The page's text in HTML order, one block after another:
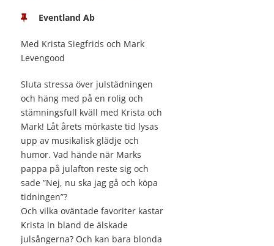
Eventland Ab
Med Krista Siegfrids och Mark
Levengood
Sluta stressa över julstädningen
och häng med på en rolig och
stämningsfull kväll med Krista och
Mark! Låt årets mörkaste tid lysas
upp av musikalisk glädje och
humor. Vad hände när Marks
pappa på julafton reste sig och
sade ”Nej, nu ska jag gå och köpa
tidningen”?
Och vilka oväntade favoriter kastar
Krista in bland de älskade
julsångerna? Och kan bara blonda